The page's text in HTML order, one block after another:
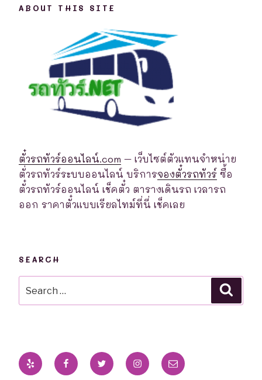
ABOUT THIS SITE
ตั๋วรถทัวร์ออนไลน์.com – เว็บไซต์ตัวแทนจำหน่าย
ตั่วรถทัวร์ระบบออนไลน์ บริการจองตั๋วรถทัวร์ ซื้อ
ตั๋วรถทัวร์ออนไลน์ เช็คตั๋ว ตารางเดินรถ เวลารถ
ออก ราคาตั๋วแบบเรียลไทม์ที่นี่ เช็คเลย
SEARCH
for:
Yelp FacebookTwitter InstagramEmail